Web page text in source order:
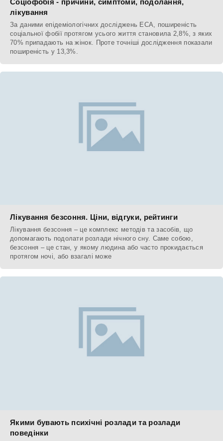
лікування
За даними епідеміологічних досліджень ECA, поширеність
соціальної фобії протягом усього життя становила 2,8%, з яких
70% припадають на жінок. Проте точніші дослідження показали
поширеність у 13,3%.
Лікування безсоння. Ціни, відгуки, рейтинги
Лікування безсоння – це комплекс методів та засобів, що
допомагають подолати розлади нічного сну. Саме собою,
безсоння – це стан, у якому людина або часто прокидається
протягом ночі, або взагалі може
Якими бувають психічні розлади та розлади
поведінки